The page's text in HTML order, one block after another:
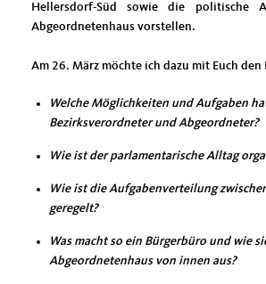
Hellersdorf-Süd sowie die politische
Abgeordnetenhaus vorstellen.
Am 26. März möchte ich dazu mit Euch den
Welche Möglichkeiten und Aufgaben
Bezirksverordneter und Abgeordneter?
Wie ist der parlamentarische Alltag
Wie ist die Aufgabenverteilung
geregelt?
Was macht so ein Bürgerbüro und wie
Abgeordnetenhaus von innen aus?